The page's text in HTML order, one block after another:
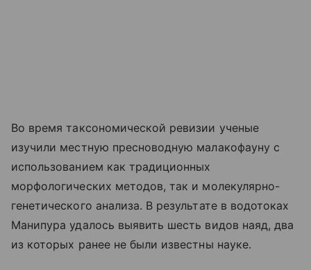
Во время таксономической ревизии ученые
изучили местную пресноводную малакофауну с
использованием как традиционных
морфологических методов, так и молекулярно-
генетического анализа. В результате в водотоках
Манипура удалось выявить шесть видов наяд, два
из которых ранее не были известны науке.